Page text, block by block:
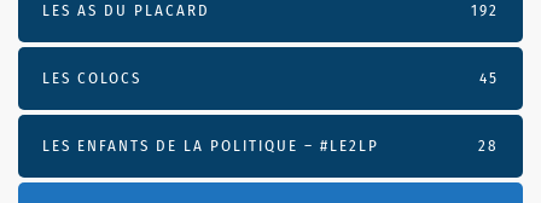
LES AS DU PLACARD 192
LES COLOCS 45
LES ENFANTS DE LA POLITIQUE – #LE2LP 28